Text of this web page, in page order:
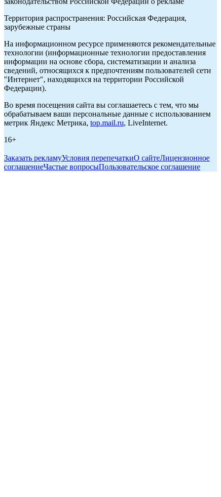
Территория распространения: Российская Федерация,
зарубежные страны
На информационном ресурсе применяются рекомендательные
технологии (информационные технологии предоставления
информации на основе сбора, систематизации и анализа
сведений, относящихся к предпочтениям пользователей сети
"Интернет", находящихся на территории Российской
Федерации).
Во время посещения сайта вы соглашаетесь с тем, что мы
обрабатываем ваши персональные данные с использованием
метрик Яндекс Метрика, top.mail.ru, LiveInternet.
16+
Заказать рекламуУсловия перепечаткиО сайтеЛицензионное
соглашениеЧастые вопросыПользовательское соглашение